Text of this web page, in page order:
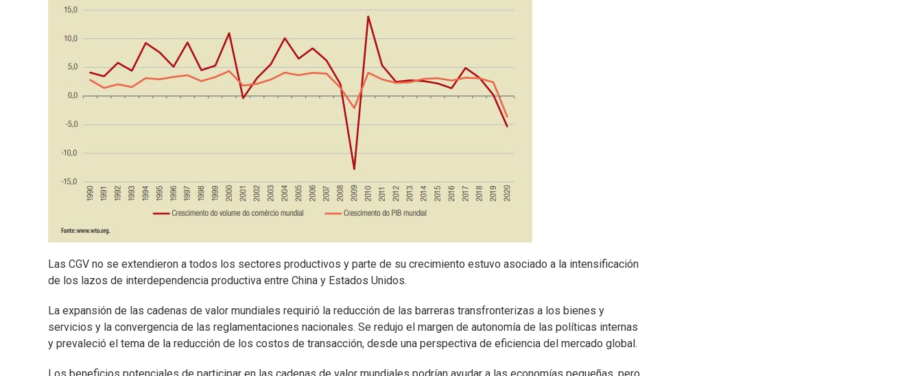
Las CGV no se extendieron a todos los sectores productivos y parte de su crecimiento estuvo asociado a la intensificación
de los lazos de interdependencia productiva entre China y Estados Unidos.
La expansión de las cadenas de valor mundiales requirió la reducción de las barreras transfronterizas a los bienes y
servicios y la convergencia de las reglamentaciones nacionales. Se redujo el margen de autonomía de las políticas internas
y prevaleció el tema de la reducción de los costos de transacción, desde una perspectiva de eficiencia del mercado global.